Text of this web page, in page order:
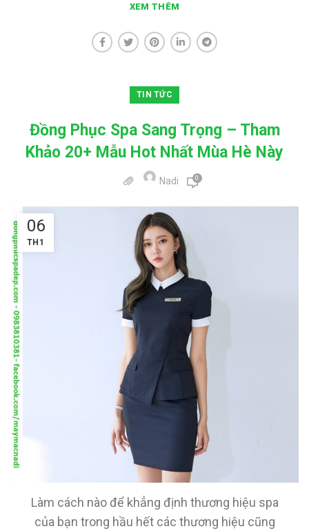
XEM THÊM
TIN TỨC
Đồng Phục Spa Sang Trọng – Tham
Khảo 20+ Mẫu Hot Nhất Mùa Hè Này
Nadi 0
06
TH1
Làm cách nào để khẳng định thương hiệu spa
của bạn trong hầu hết các thương hiệu cũng